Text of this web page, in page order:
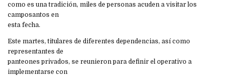
como es una tradición, miles de personas acuden a visitar los
camposantos en
esta fecha.
Este martes, titulares de diferentes dependencias, así como
representantes de
panteones privados, se reunieron para definir el operativo a
implementarse con